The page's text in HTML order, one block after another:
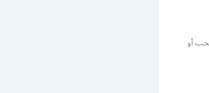
أو